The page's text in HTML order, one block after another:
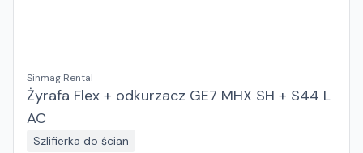
Sinmag Rental
Żyrafa Flex + odkurzacz GE7 MHX SH + S44 L
AC
Szlifierka do ścian